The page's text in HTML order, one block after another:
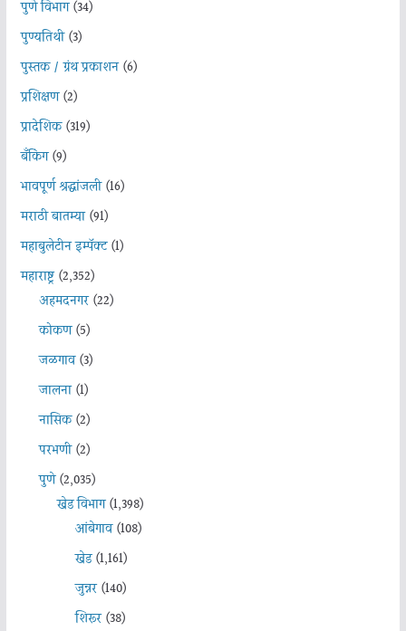
पुणे विभाग(34)
पुण्यतिथी(3)
पुस्तक / ग्रंथ प्रकाशन(6)
प्रशिक्षण(2)
प्रादेशिक(319)
बँकिंग(9)
भावपूर्ण श्रद्धांजली(16)
मराठी बातम्या(91)
महाबुलेटीन इम्पॅक्ट(1)
महाराष्ट्र(2,352)
अहमदनगर(22)
कोकण(5)
जळगाव(3)
जालना(1)
नासिक(2)
परभणी(2)
पुणे(2,035)
खेड विभाग(1,398)
आंबेगाव(108)
खेड(1,161)
जुन्नर(140)
शिरूर(38)